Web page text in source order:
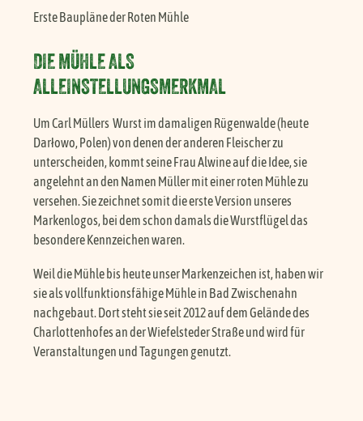
Erste Baupläne der Roten Mühle
DIE MÜHLE ALS
ALLEINSTELLUNGSMERKMAL
Um Carl Müllers Wurst im damaligen Rügenwalde (heute
Darłowo, Polen) von denen der anderen Fleischer zu
unterscheiden, kommt seine Frau Alwine auf die Idee, sie
angelehnt an den Namen Müller mit einer roten Mühle zu
versehen. Sie zeichnet somit die erste Version unseres
Markenlogos, bei dem schon damals die Wurstflügel das
besondere Kennzeichen waren.
Weil die Mühle bis heute unser Markenzeichen ist, haben wir
sie als vollfunktionsfähige Mühle in Bad Zwischenahn
nachgebaut. Dort steht sie seit 2012 auf dem Gelände des
Charlottenhofes an der Wiefelsteder Straße und wird für
Veranstaltungen und Tagungen genutzt.